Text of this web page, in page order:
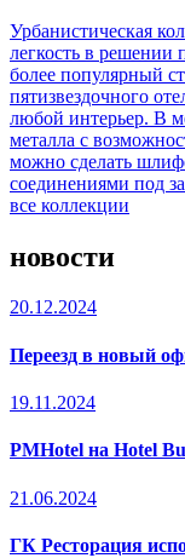
Урбанистическая
легкость в решении
более популярный
пятизвездочного
любой интерьер. В
металла с
можно сделать
соединениями под
все коллекции
новости
20.12.2024
Переезд в новый
19.11.2024
PMHotel на Hotel
21.06.2024
ГК Ресторация